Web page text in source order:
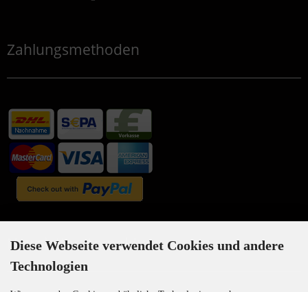
Zahlungsmethoden
Newsletter-Anmeldung
Diese Webseite verwendet Cookies und andere
Technologien